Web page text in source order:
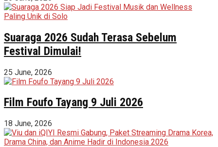
Suaraga 2026 Sudah Terasa Sebelum
Festival Dimulai!
25 June, 2026
Film Foufo Tayang 9 Juli 2026
18 June, 2026